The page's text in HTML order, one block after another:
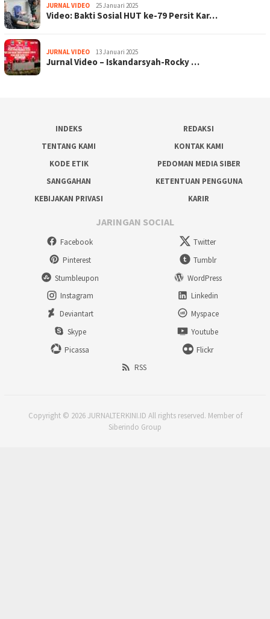
JURNAL VIDEO 25 Januari 2025
Video: Bakti Sosial HUT ke-79 Persit Kar…
JURNAL VIDEO 13 Januari 2025
Jurnal Video – Iskandarsyah-Rocky …
INDEKS
REDAKSI
TENTANG KAMI
KONTAK KAMI
KODE ETIK
PEDOMAN MEDIA SIBER
SANGGAHAN
KETENTUAN PENGGUNA
KEBIJAKAN PRIVASI
KARIR
JARINGAN SOCIAL
Facebook
Twitter
Pinterest
Tumblr
Stumbleupon
WordPress
Instagram
Linkedin
Deviantart
Myspace
Skype
Youtube
Picassa
Flickr
RSS
Copyright © 2026 JURNALTERKINI.ID All rights reserved. Member of
Siberindo Group